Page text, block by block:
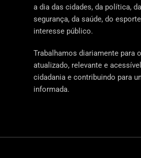
a dia das cidades, da política,
segurança, da saúde, do
interesse público.
Trabalhamos diariamente para
atualizado, relevante e
cidadania e contribuindo para
informada.